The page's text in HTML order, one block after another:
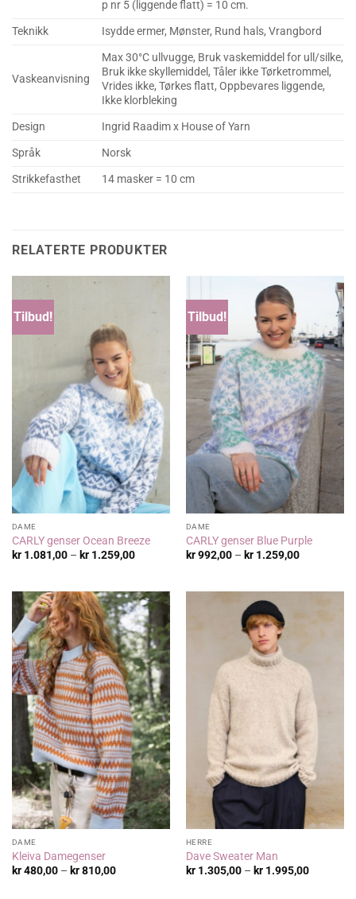
p nr 5 (liggende flatt) = 10 cm.
Teknikk
Isydde ermer, Mønster, Rund hals, Vrangbord
Vaskeanvisning
Max 30°C ullvugge, Bruk vaskemiddel for ull/silke,
Bruk ikke skyllemiddel, Tåler ikke Tørketrommel,
Vrides ikke, Tørkes flatt, Oppbevares liggende,
Ikke klorbleking
Design
Ingrid Raadim x House of Yarn
Språk
Norsk
Strikkefasthet
14 masker = 10 cm
RELATERTE PRODUKTER
Tilbud!
DAME
CARLY genser Ocean Breeze
kr1.081,00 – kr1.259,00Prisområde:
Tilbud!
DAME
CARLY genser Blue Purple
kr992,00 – kr1.259,00
DAME
Kleiva Damegenser
kr480,00 – kr810,00Prisområde:
HERRE
Dave Sweater Man
kr1.305,00 – kr1.995,00